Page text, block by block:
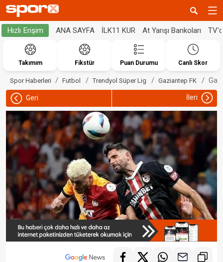
Hızlı Erişim ANA SAYFA İLK11 KUR At Yarışı Bankoları
Takımım Fikstür Puan Durumu Canlı Skor
Spor Haberleri Futbol Trendyol Süper Lig Gaziantep FK
Geri İleri